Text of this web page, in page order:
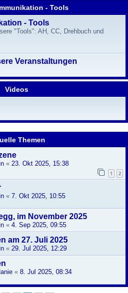
- Tools
- Tools
"Tools": AH, CC, Drehbuch und
Veranstaltungen
Videos
Themen
« 23. Okt 2025, 15:38
1 2
« 7. Okt 2025, 10:55
im November 2025
« 4. Sep 2025, 09:55
am 27. Juli 2025
« 29. Jul 2025, 12:29
« 8. Jul 2025, 08:34